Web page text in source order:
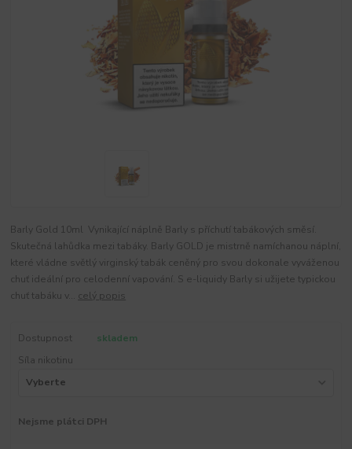
Barly Gold 10ml Vynikající náplně Barly s příchutí tabákových směsí.
Skutečná lahůdka mezi tabáky. Barly GOLD je mistrně namíchanou náplní,
které vládne světlý virginský tabák ceněný pro svou dokonale vyváženou
chuť ideální pro celodenní vapování. S e-liquidy Barly si užijete typickou
chuť tabáku v... celý popis
Dostupnost
skladem
Síla nikotinu
Nejsme plátci DPH